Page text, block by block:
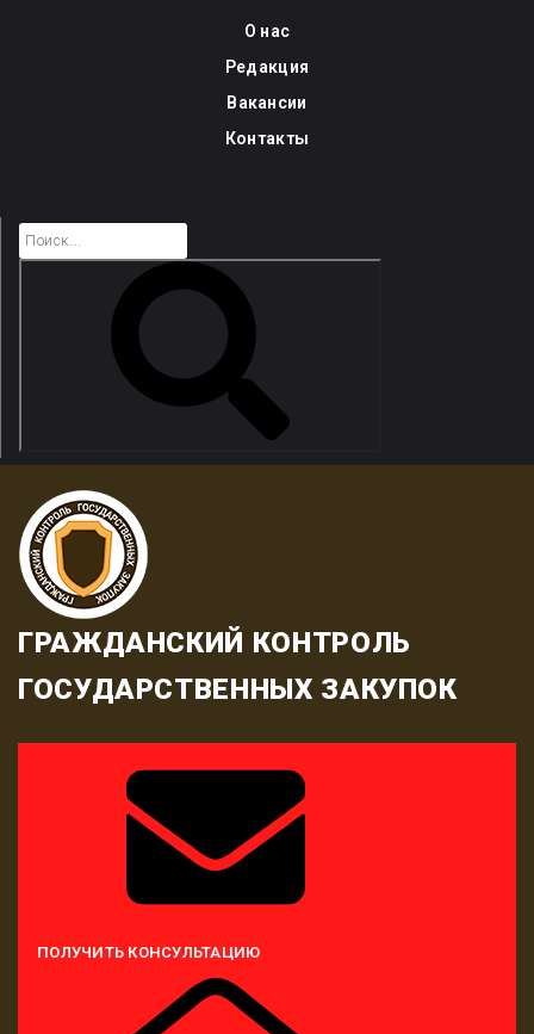
О нас
Редакция
Вакансии
Контакты
ГРАЖДАНСКИЙ КОНТРОЛЬ
ГОСУДАРСТВЕННЫХ ЗАКУПОК
ПОЛУЧИТЬ КОНСУЛЬТАЦИЮ